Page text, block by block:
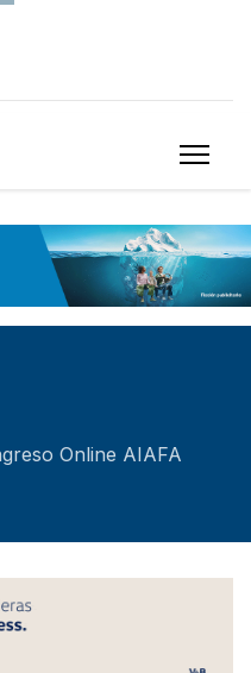
Online AIAFA